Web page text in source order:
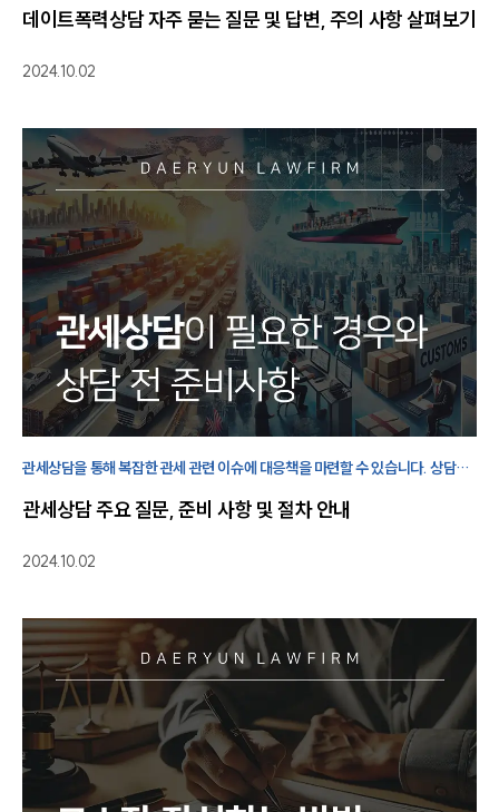
데이트폭력상담 자주 묻는 질문 및 답변, 주의 사항 살펴보기
2024.10.02
관세상담을 통해 복잡한 관세 관련 이슈에 대응책을 마련할 수 있습니다. 상담
좋습니다.
관세상담 주요 질문, 준비 사항 및 절차 안내
2024.10.02